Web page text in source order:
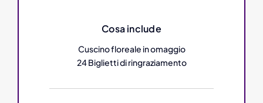
Cosa include
Cuscino floreale in omaggio
24 Biglietti di ringraziamento